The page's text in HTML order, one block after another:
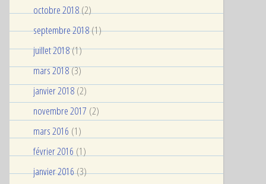
octobre 2018(2)
septembre 2018(1)
juillet 2018(1)
mars 2018(3)
janvier 2018 (2)
novembre 2017 (2)
mars 2016 (1)
février 2016 (1)
janvier 2016(3)